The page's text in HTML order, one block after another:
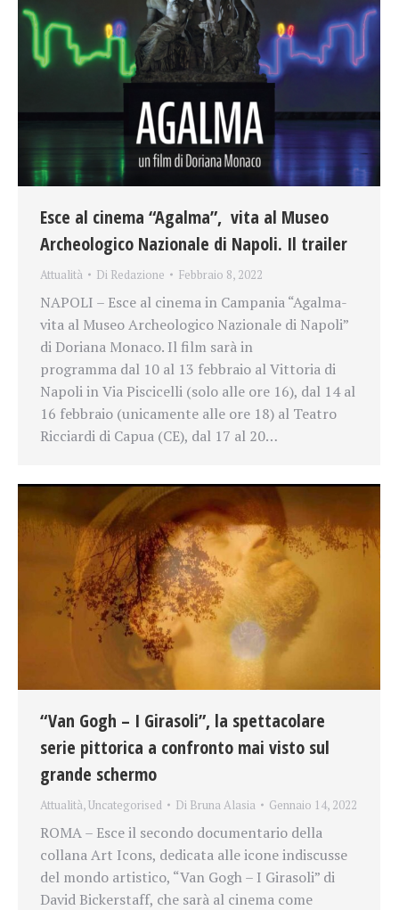
Esce al cinema “Agalma”, vita al Museo
Archeologico Nazionale di Napoli. Il trailer
Attualità Di Redazione Febbraio 8, 2022
NAPOLI – Esce al cinema in Campania “Agalma-
vita al Museo Archeologico Nazionale di Napoli”
di Doriana Monaco. Il film sarà in
programma dal 10 al 13 febbraio al Vittoria di
Napoli in Via Piscicelli (solo alle ore 16), dal 14 al
16 febbraio (unicamente alle ore 18) al Teatro
Ricciardi di Capua (CE), dal 17 al 20…
“Van Gogh – I Girasoli”, la spettacolare
serie pittorica a confronto mai visto sul
grande schermo
Attualità,Uncategorised Di Bruna Alasia Gennaio 14, 2022
ROMA – Esce il secondo documentario della
collana Art Icons, dedicata alle icone indiscusse
del mondo artistico, “Van Gogh – I Girasoli” di
David Bickerstaff, che sarà al cinema come